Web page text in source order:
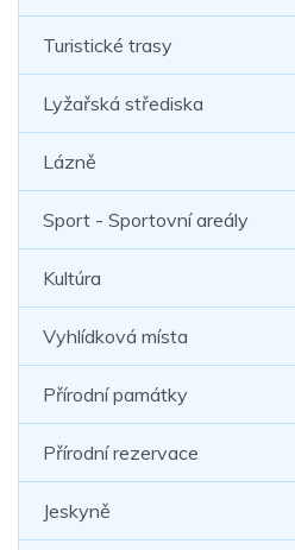
Turistické trasy
Lyžařská střediska
Lázně
Sport - Sportovní areály
Kultúra
Vyhlídková místa
Přírodní památky
Přírodní rezervace
Jeskyně